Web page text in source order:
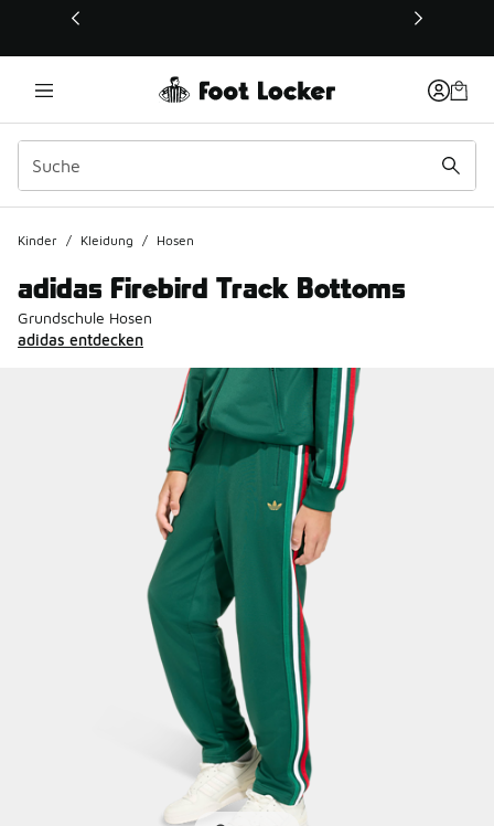
Dieser Link öffnet sich in einem neuen Fenster
Kinder / Kleidung / Hosen
adidas Firebird Track Bottoms
Grundschule Hosen
adidas entdecken